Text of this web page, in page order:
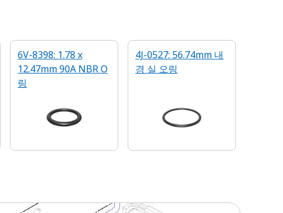
6V-8398: 1.78 x
12.47mm 90A NBR O
링
4J-0527: 56.74mm 내
경 실 오링